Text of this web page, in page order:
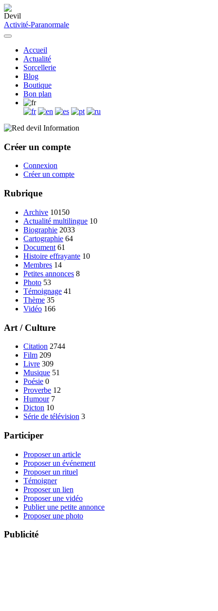
Activité-Paranormale
Accueil
Actualité
Sorcellerie
Blog
Boutique
Bon plan
Information
Créer un compte
Connexion
Créer un compte
Rubrique
Archive 10150
Actualité multilingue 10
Biographie 2033
Cartographie 64
Document 61
Histoire effrayante 10
Membres 14
Petites annonces 8
Photo 53
Témoignage 41
Thème 35
Vidéo 166
Art / Culture
Citation 2744
Film 209
Livre 309
Musique 51
Poésie 0
Proverbe 12
Humour 7
Dicton 10
Série de télévision 3
Participer
Proposer un article
Proposer un événement
Proposer un rituel
Témoigner
Proposer un lien
Proposer une vidéo
Publier une petite annonce
Proposer une photo
Publicité